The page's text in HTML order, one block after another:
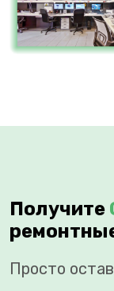
Получите
Просто